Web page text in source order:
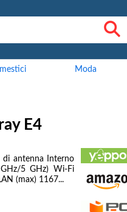
Moda
E4
di antenna Interno
5 GHz) Wi-Fi
(max) 1167...